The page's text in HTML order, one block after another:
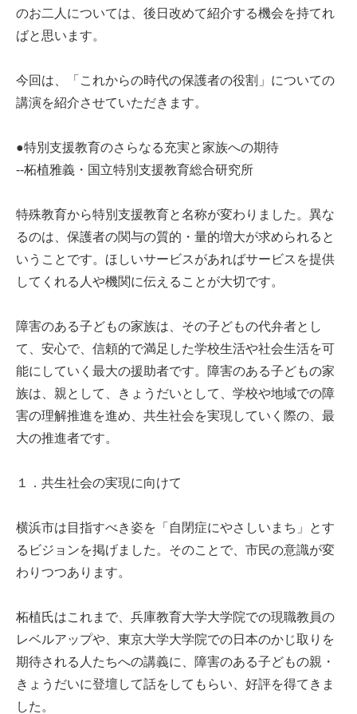
のお二人については、後日改めて紹介する機会を持てれ
ばと思います。
今回は、「これからの時代の保護者の役割」についての
講演を紹介させていただきます。
●特別支援教育のさらなる充実と家族への期待
--柘植雅義・国立特別支援教育総合研究所
特殊教育から特別支援教育と名称が変わりました。異な
るのは、保護者の関与の質的・量的増大が求められると
いうことです。ほしいサービスがあればサービスを提供
してくれる人や機関に伝えることが大切です。
障害のある子どもの家族は、その子どもの代弁者とし
て、安心で、信頼的で満足した学校生活や社会生活を可
能にしていく最大の援助者です。障害のある子どもの家
族は、親として、きょうだいとして、学校や地域での障
害の理解推進を進め、共生社会を実現していく際の、最
大の推進者です。
１．共生社会の実現に向けて
横浜市は目指すべき姿を「自閉症にやさしいまち」とす
るビジョンを掲げました。そのことで、市民の意識が変
わりつつあります。
柘植氏はこれまで、兵庫教育大学大学院での現職教員の
レベルアップや、東京大学大学院での日本のかじ取りを
期待される人たちへの講義に、障害のある子どもの親・
きょうだいに登壇して話をしてもらい、好評を得てきま
した。